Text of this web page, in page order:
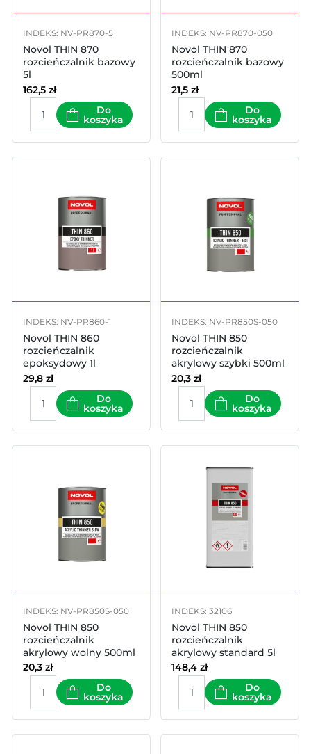
INDEKS: NV-PR870-5
Novol THIN 870
rozcieńczalnik bazowy
5l
162,5 zł
Do
koszyka
INDEKS: NV-PR870-050
Novol THIN 870
rozcieńczalnik bazowy
500ml
21,5 zł
Do
koszyka
INDEKS: NV-PR860-1
Novol THIN 860
rozcieńczalnik
epoksydowy 1l
29,8 zł
Do
koszyka
INDEKS: NV-PR850S-050
Novol THIN 850
rozcieńczalnik
akrylowy szybki 500ml
20,3 zł
Do
koszyka
INDEKS: NV-PR850S-050
Novol THIN 850
rozcieńczalnik
akrylowy wolny 500ml
20,3 zł
Do
koszyka
INDEKS: 32106
Novol THIN 850
rozcieńczalnik
akrylowy standard 5l
148,4 zł
Do
koszyka